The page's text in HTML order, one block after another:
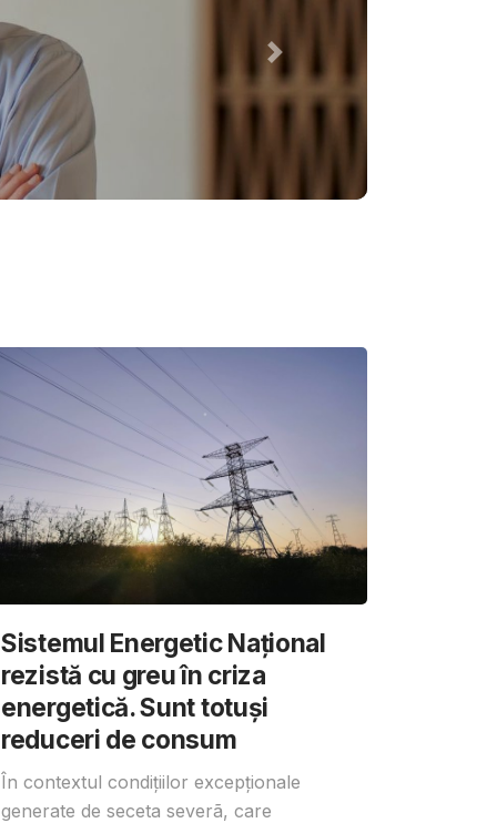
Sistemul Energetic Național
rezistă cu greu în criza
energetică. Sunt totuși
reduceri de consum
În contextul condițiilor excepționale
generate de seceta severã, care